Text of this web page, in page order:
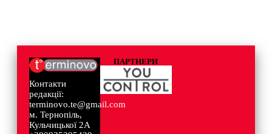
Контакти
редакції:
terminovo.te@gmail.com
м. Тернопіль,
Кульчицької 2А
ПАРТНЕРИ